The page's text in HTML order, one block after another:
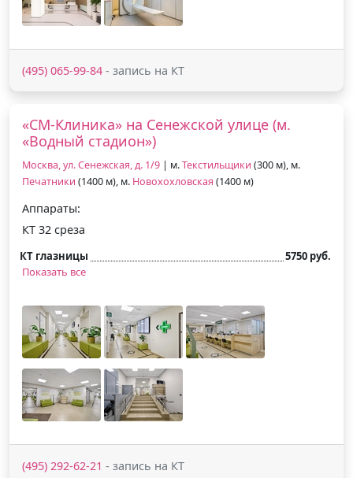
(495) 065-99-84 - запись на КТ
«СМ-Клиника» на Сенежской улице (м.
«Водный стадион»)
Москва, ул. Сенежская, д. 1/9 | м.Текстильщики (300 м), м.
Печатники (1400 м), м. Новохохловская (1400 м)
Аппараты:
КТ 32 среза
КТ глазницы
5750 руб.
Показать все
(495) 292-62-21 - запись на КТ